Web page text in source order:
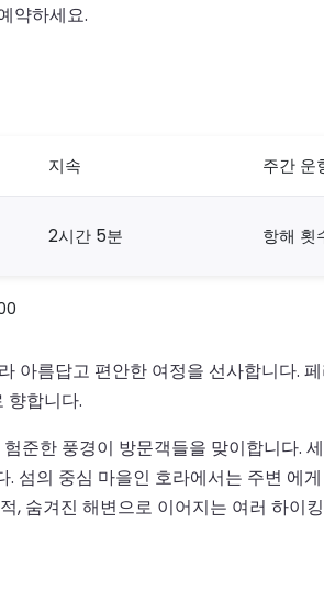
약하세요.
지속 주간 운
2시간 5분 항해 횟
아름답고 편안한 여정을 선사합니다.
향합니다.
준한 풍경이 방문객들을 맞이합니다.
의 중심 마을인 호라에서는 주변 에
숨겨진 해변으로 이어지는 여러 하이